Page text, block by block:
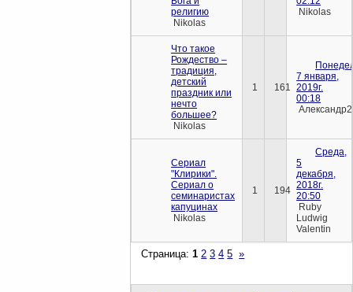
религию
Nikolas
Nikolas
Что такое
Рождество –
традиция,
детский
праздник или
нечто
большее?
Nikolas
1 161
7 января,
2019г.
00:18
Сериал
"Клирики".
Сериал о
семинаристах
капуцинах
Nikolas
1 194
Среда,
5
декабря,
2018г.
20:50
Ruby
Ludwig
Valentin
Страница:1 2 3 4 5 »